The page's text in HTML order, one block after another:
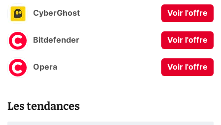
CyberGhost Voir l'offre
Bitdefender Voir l'offre
Opera Voir l'offre
Les tendances